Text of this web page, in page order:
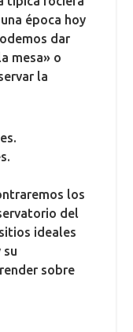
época hoy
dar
mesa» o
la
los
del
ideales
su
sobre